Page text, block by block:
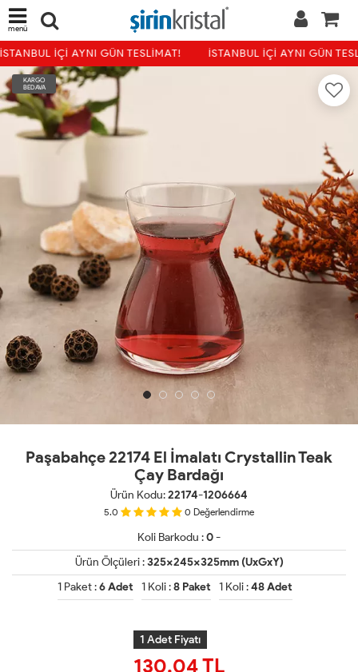
menü
İÇİ AYNI GÜN TESLİMAT! İSTANBUL İÇİ AYNI GÜN
KARGO
BEDAVA
Paşabahçe 22174 El İmalatı Crystallin Teak
Çay Bardağı
Ürün Kodu:22174-1206664
5.0 0 Değerlendirme
Koli Barkodu :0 -
Ürün Ölçüleri :325x245x325mm (UxGxY)
1 Paket :6 Adet 1 Koli :8 Paket 1 Koli :48 Adet
1 Adet Fiyatı
130.04 TL